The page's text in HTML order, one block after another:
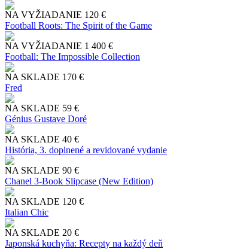
NA VYŽIADANIE 120 €
Football Roots: The Spirit of the Game
NA VYŽIADANIE 1 400 €
Football: The Impossible Collection
NA SKLADE 170 €
Fred
NA SKLADE 59 €
Génius Gustave Doré
NA SKLADE 40 €
História, 3. doplnené a revidované vydanie
NA SKLADE 90 €
Chanel 3-Book Slipcase (New Edition)
NA SKLADE 120 €
Italian Chic
NA SKLADE 20 €
Japonská kuchyňa: Recepty na každý deň